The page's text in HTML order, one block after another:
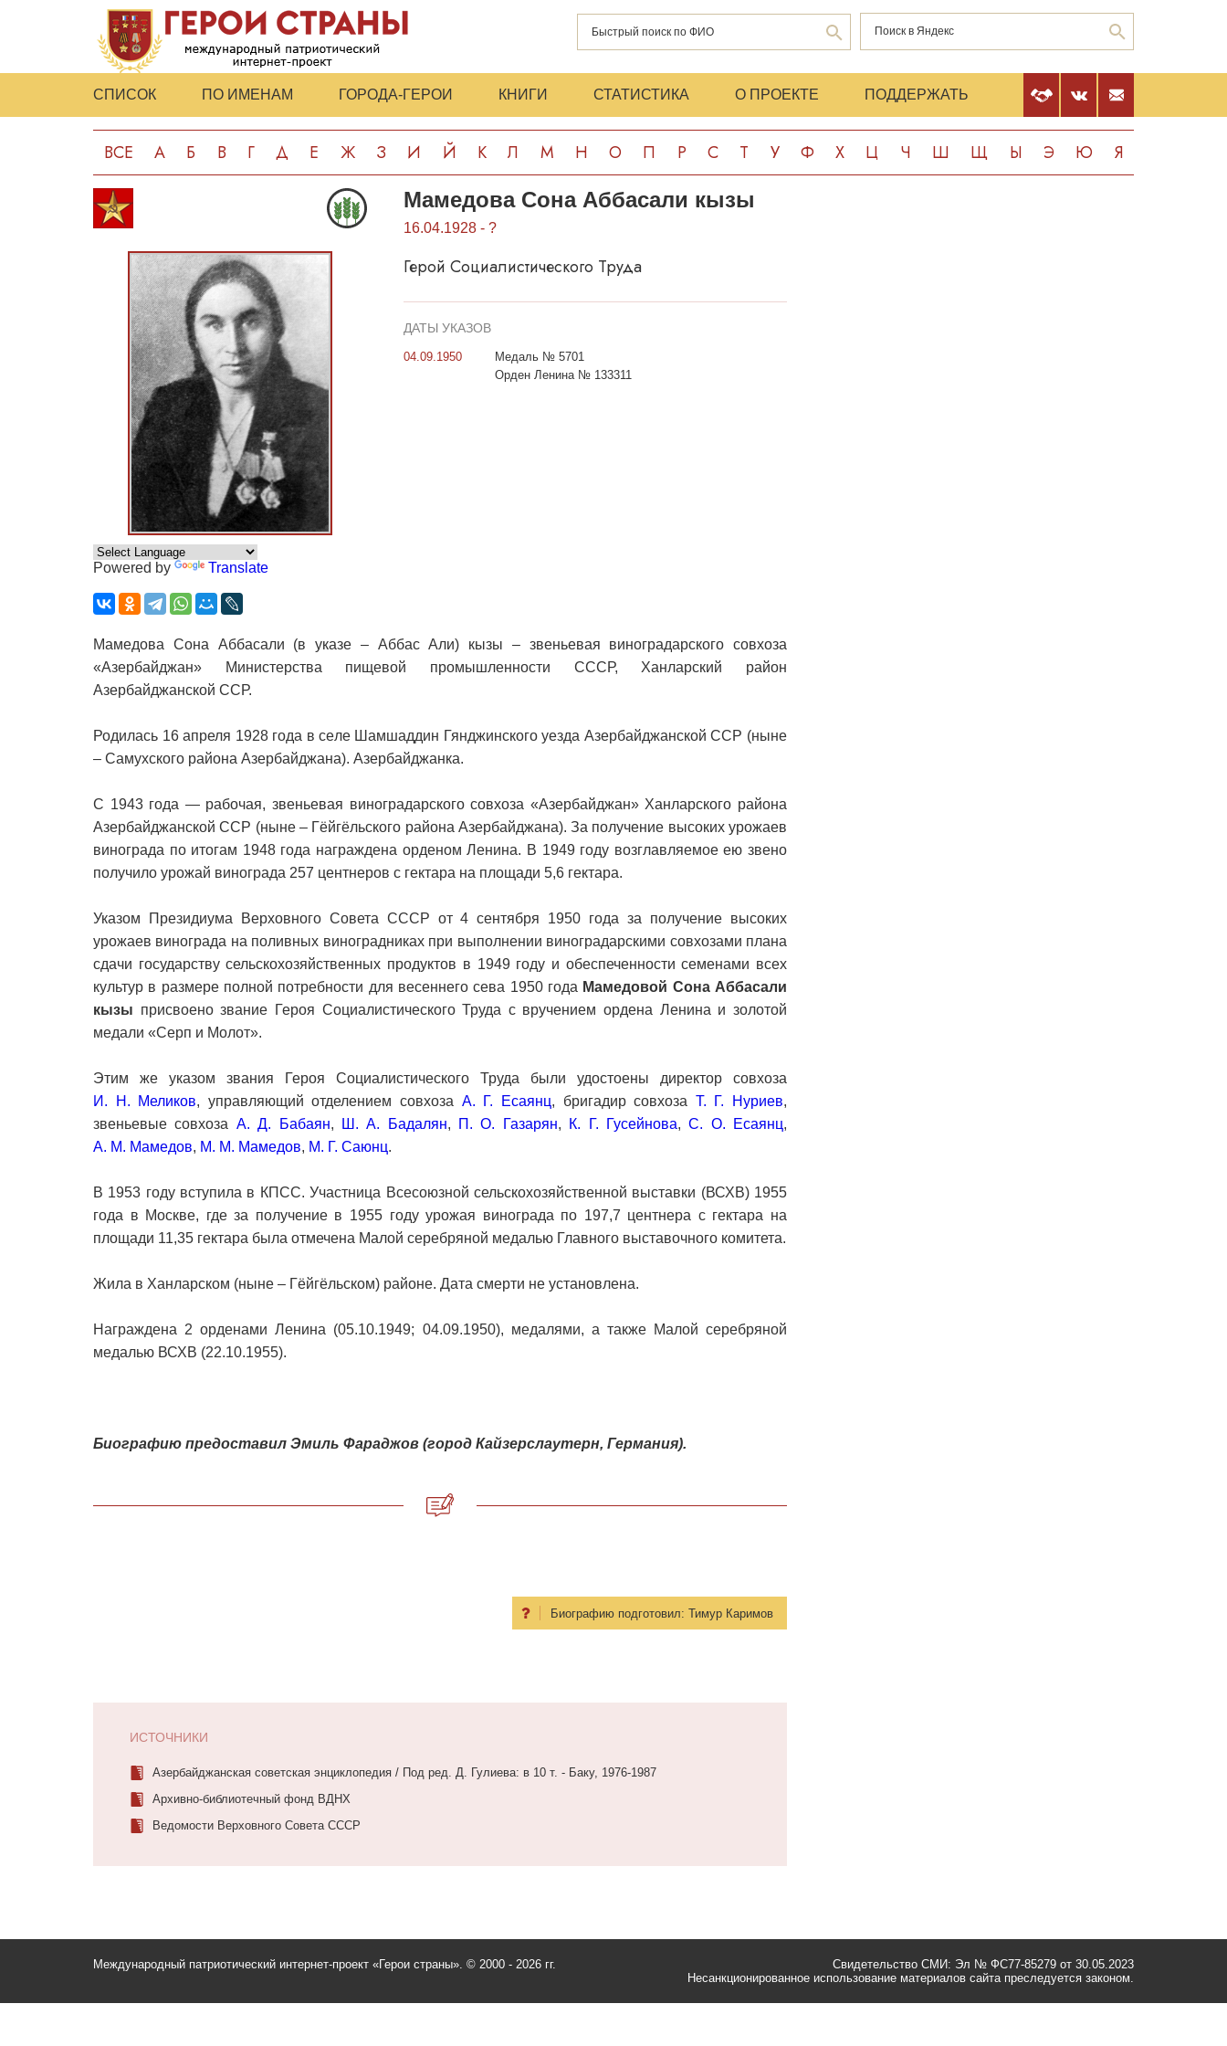
СПИСОК ПО ИМЕНАМ ГОРОДА-ГЕРОИ КНИГИ СТАТИСТИКА О ПРОЕКТЕ ПОДДЕРЖАТЬ
ВСЕ А Б В Г Д Е Ж З И Й К Л М Н О П Р С Т У Ф Х Ц Ч Ш Щ Ы Э Ю Я
Powered by Translate
Мамедова Сона Аббасали кызы
16.04.1928 - ?
Герой Социалистического Труда
ДАТЫ УКАЗОВ
04.09.1950
Медаль № 5701
Орден Ленина № 133311
Мамедова Сона Аббасали (в указе – Аббас Али) кызы – звеньевая виноградарского совхоза
«Азербайджан» Министерства пищевой промышленности СССР, Ханларский район
Азербайджанской ССР.
Родилась 16 апреля 1928 года в селе Шамшаддин Гянджинского уезда Азербайджанской ССР (ныне
– Самухского района Азербайджана). Азербайджанка.
С 1943 года — рабочая, звеньевая виноградарского совхоза «Азербайджан» Ханларского района
Азербайджанской ССР (ныне – Гёйгёльского района Азербайджана). За получение высоких урожаев
винограда по итогам 1948 года награждена орденом Ленина. В 1949 году возглавляемое ею звено
получило урожай винограда 257 центнеров с гектара на площади 5,6 гектара.
Указом Президиума Верховного Совета СССР от 4 сентября 1950 года за получение высоких
урожаев винограда на поливных виноградниках при выполнении виноградарскими совхозами плана
сдачи государству сельскохозяйственных продуктов в 1949 году и обеспеченности семенами всех
культур в размере полной потребности для весеннего сева 1950 года Мамедовой Сона Аббасали
кызы присвоено звание Героя Социалистического Труда с вручением ордена Ленина и золотой
медали «Серп и Молот».
Этим же указом звания Героя Социалистического Труда были удостоены директор совхоза
И. Н. Меликов, управляющий отделением совхоза А. Г. Есаянц, бригадир совхоза Т. Г. Нуриев,
звеньевые совхоза А. Д. Бабаян, Ш. А. Бадалян, П. О. Газарян, К. Г. Гусейнова,С. О. Есаянц,
А. М. Мамедов, М. М. Мамедов, М. Г. Саюнц.
В 1953 году вступила в КПСС. Участница Всесоюзной сельскохозяйственной выставки (ВСХВ) 1955
года в Москве, где за получение в 1955 году урожая винограда по 197,7 центнера с гектара на
площади 11,35 гектара была отмечена Малой серебряной медалью Главного выставочного комитета.
Жила в Ханларском (ныне – Гёйгёльском) районе. Дата смерти не установлена.
Награждена 2 орденами Ленина (05.10.1949; 04.09.1950), медалями, а также Малой серебряной
медалью ВСХВ (22.10.1955).
Биографию предоставил Эмиль Фараджов (город Кайзерслаутерн, Германия).
Биографию подготовил: Тимур Каримов
ИСТОЧНИКИ
Азербайджанская советская энциклопедия / Под ред. Д. Гулиева: в 10 т. - Баку, 1976-1987
Архивно-библиотечный фонд ВДНХ
Ведомости Верховного Совета СССР
Международный патриотический интернет-проект «Герои страны». © 2000 - 2026 гг.
Свидетельство СМИ: Эл № ФС77-85279 от 30.05.2023
Несанкционированное использование материалов сайта преследуется законом.